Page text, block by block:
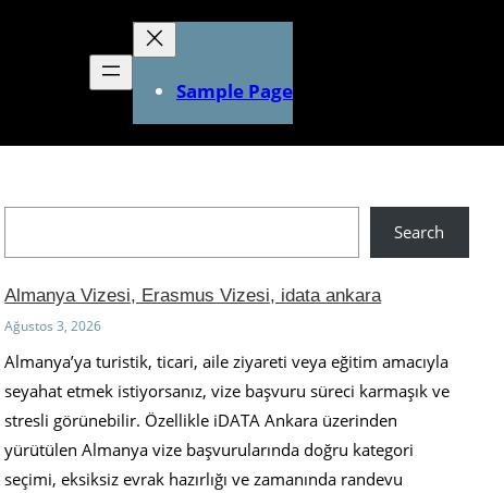
Sample Page
Search
Almanya Vizesi, Erasmus Vizesi, idata ankara
Ağustos 3, 2026
Almanya’ya turistik, ticari, aile ziyareti veya eğitim amacıyla
seyahat etmek istiyorsanız, vize başvuru süreci karmaşık ve
stresli görünebilir. Özellikle iDATA Ankara üzerinden
yürütülen Almanya vize başvurularında doğru kategori
seçimi, eksiksiz evrak hazırlığı ve zamanında randevu